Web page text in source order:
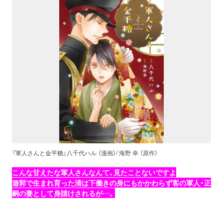
『軍人さんと金平糖』八千代ハル （漫画）/ 海野 幸 （原作）
こんな甘えたな軍人さんなんて、見たことないですよ
遊郭で生まれ育った清は下働きの身にもかかわらず客の軍人・正
嗣の妻として身請けされるが…。